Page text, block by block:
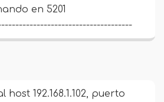
en 5201
192.168.1.102, puerto